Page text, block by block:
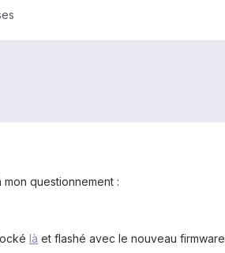
questionnement :
là et flashé avec le nouveau firmware